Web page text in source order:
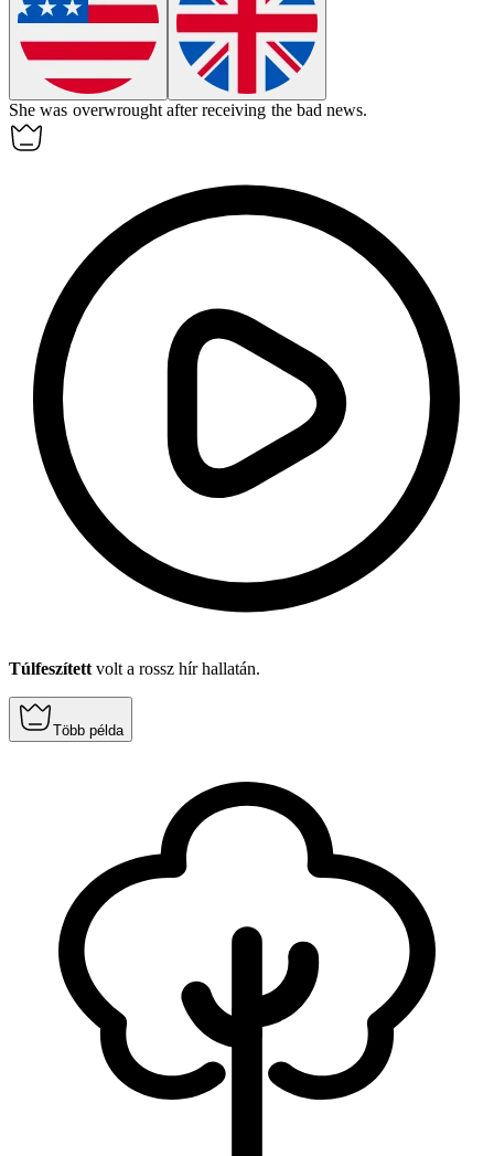
She was overwrought after receiving the bad news.
Túlfeszített volt a rossz hír hallatán.
Több példa